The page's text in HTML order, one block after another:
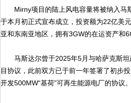
Mirny项目的陆上风电容量将被纳入马
于本月初正式宣布成立，投资额为22亿美
亚和东南亚地区，拥有3GW的在运资产和
马斯达尔曾于2025年5月与哈萨克斯坦
目协议，此前双方已于前一年签署了初步
开发500MW“基荷”可再生能源电厂的协议。